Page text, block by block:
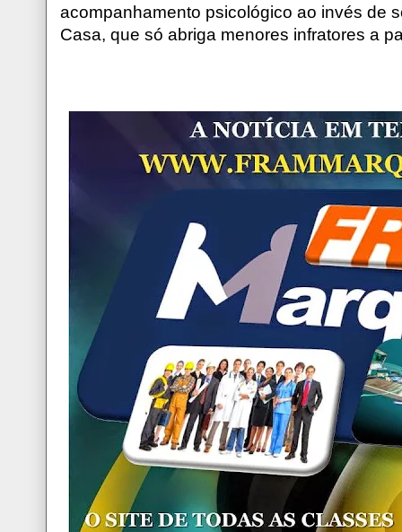
acompanhamento psicológico ao invés de
Casa, que só abriga menores infratores a